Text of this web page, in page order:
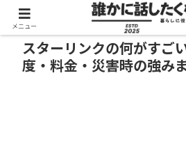
スターリンクの何がすご
度・料金・災害時の強み
メニュー